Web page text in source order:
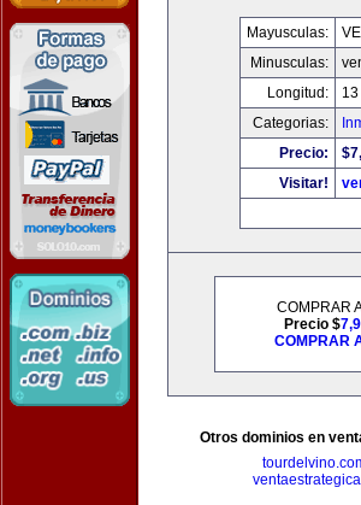
Mayusculas:
Minusculas:
Longitud:
Categorias:
Precio:
Visitar!
COMPRAR
Precio $
COMPRAR
Otros dominios en